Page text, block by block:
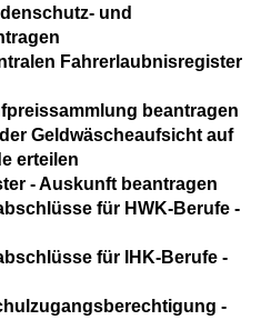
und
Fahrerlaubnisregister
beantragen
Geldwäscheaufsicht auf
erteilen
- Auskunft beantragen
für HWK-Berufe -
für IHK-Berufe -
-